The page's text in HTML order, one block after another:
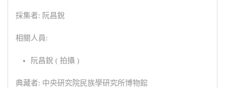
採集者: 阮昌銳
相關人員:
阮昌銳 ( 拍攝 )
典藏者: 中央研究院民族學研究所博物館